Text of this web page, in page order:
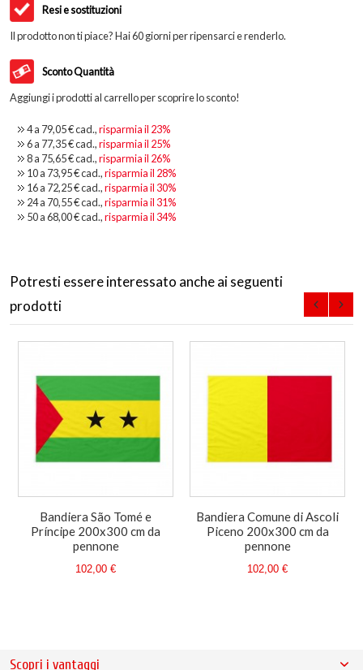
Resi e sostituzioni
Il prodotto non ti piace? Hai 60 giorni per ripensarci e renderlo.
Sconto Quantità
Aggiungi i prodotti al carrello per scoprire lo sconto!
4 a 79,05 €cad.,risparmia il 23%
6 a 77,35 €cad.,risparmia il 25%
8 a 75,65 €cad.,risparmia il 26%
10 a 73,95 €cad.,risparmia il 28%
16 a 72,25 €cad.,risparmia il 30%
24 a 70,55 €cad.,risparmia il 31%
50 a68,00 €cad.,risparmia il 34%
Potresti essere interessato anche ai seguenti
prodotti
Bandiera São Tomé e
Príncipe 200x300 cm da
pennone
102,00 €
Bandiera Comune di Ascoli
Piceno 200x300 cm da
pennone
102,00 €
Scopri i vantaggi